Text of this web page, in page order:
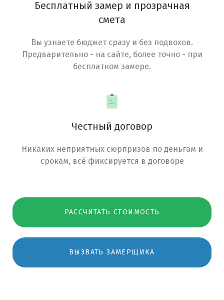
Бесплатный замер и прозрачная
смета
Вы узнаете бюджет сразу и без подвохов.
Предварительно - на сайте, более точно - при
бесплатном замере.
Честный договор
Никаких неприятных сюрпризов по деньгам и
срокам, всё фиксируется в договоре
РАССЧИТАТЬ СТОИМОСТЬ
ВЫЗВАТЬ ЗАМЕРЩИКА